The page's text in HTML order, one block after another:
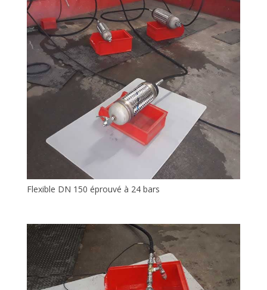
Flexible DN 150 éprouvé à 24 bars